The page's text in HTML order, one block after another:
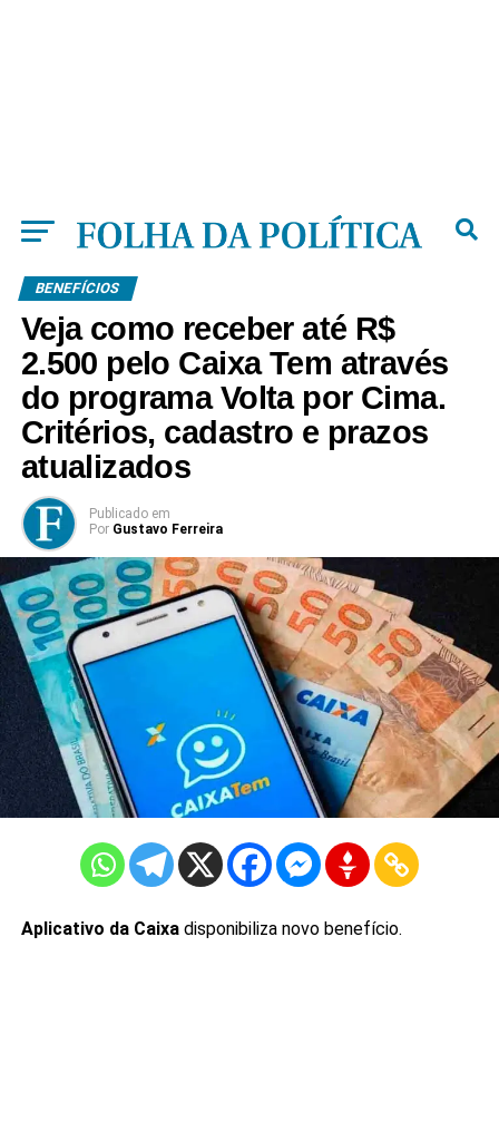
BENEFÍCIOS
Veja como receber até R$
2.500 pelo Caixa Tem através
do programa Volta por Cima.
Critérios, cadastro e prazos
atualizados
Publicado em
Por Gustavo Ferreira
Aplicativo da Caixadisponibiliza novo benefício.